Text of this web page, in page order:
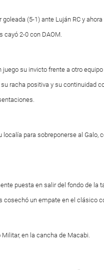
(5-1) ante Luján RC y
cayó 2-0 con DAOM.
juego su invicto frente a otro
racha positiva y su continuidad
localía para sobreponerse al Galo,
puesta en salir del fondo de la
cosechó un empate en el clásico
en la cancha de Macabi.